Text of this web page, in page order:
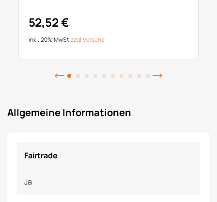
52,52 €
inkl. 20% MwSt.zzgl.Versand
Allgemeine Informationen
Fairtrade
Ja